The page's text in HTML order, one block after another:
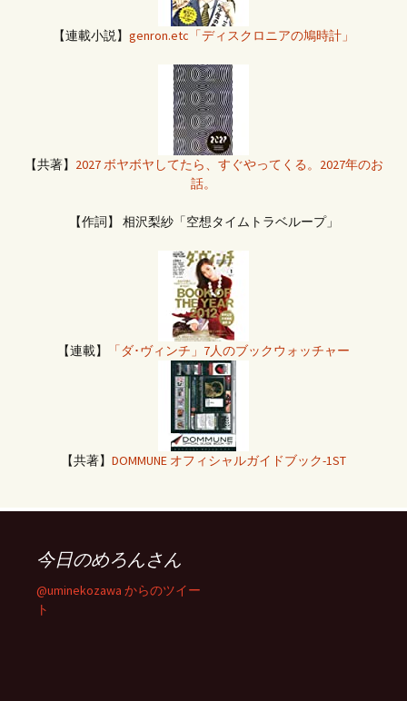
【連載小説】 genron.etc「ディスクロニアの鳩時計」
【共著】 2027 ボヤボヤしてたら、すぐやってくる。2027年のお
話。
【作詞】 相沢梨紗「空想タイムトラベループ」
【連載】 「ダ･ヴィンチ」7人のブックウォッチャー
【共著】 DOMMUNE オフィシャルガイドブック-1ST
今日のめろんさん
@uminekozawa からのツイー
ト